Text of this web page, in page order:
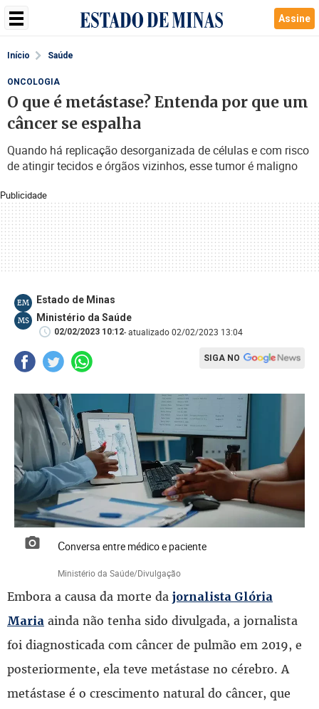
Assine
Início Saúde
Publicidade
ONCOLOGIA
O que é metástase? Entenda por que um
câncer se espalha
Quando há replicação desorganizada de células e com risco
de atingir tecidos e órgãos vizinhos, esse tumor é maligno
EM Estado de Minas
MS Ministério da Saúde
02/02/2023 10:12- atualizado 02/02/2023 13:04
SIGA NO
Conversa entre médico e paciente
Ministério da Saúde/Divulgação
Embora a causa da morte da jornalista Glória
Maria ainda não tenha sido divulgada, a jornalista
foi diagnosticada com câncer de pulmão em 2019, e
posteriormente, ela teve metástase no cérebro. A
metástase é o crescimento natural do câncer, que